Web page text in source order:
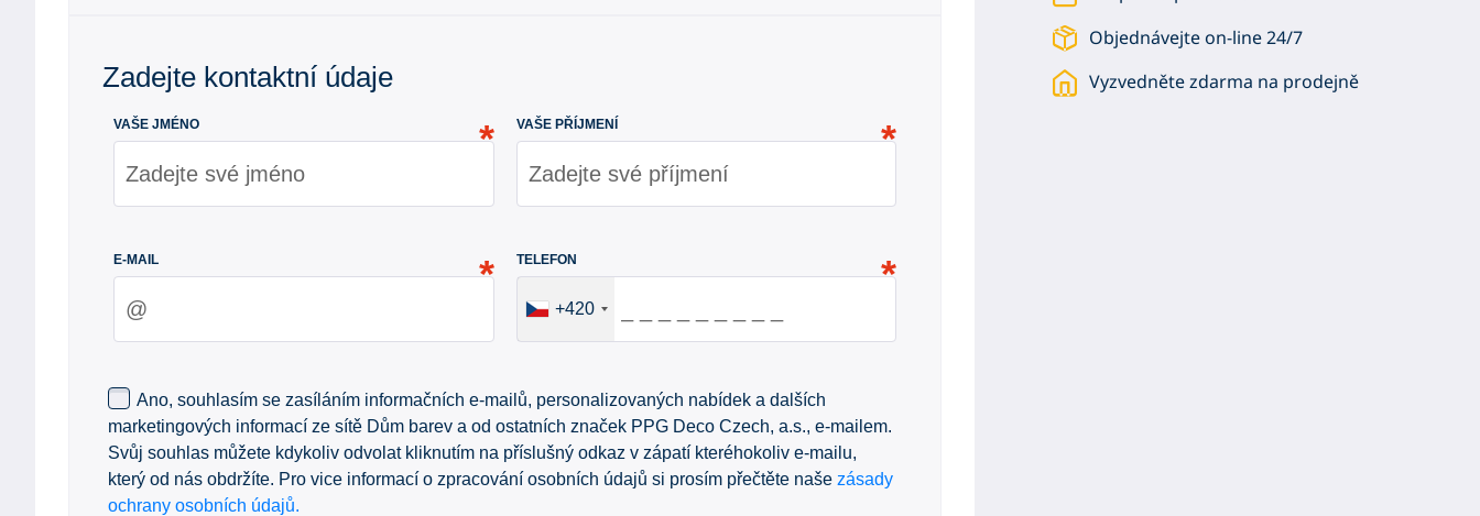
Zadejte kontaktní údaje
VAŠE JMÉNO VAŠE PŘÍJMENÍ
E-MAIL TELEFON
+420
Ano, souhlasím se zasíláním informačních e-mailů, personalizovaných nabídek a dalších
marketingových informací ze sítě Dům barev a od ostatních značek PPG Deco Czech, a.s., e-mailem.
Svůj souhlas můžete kdykoliv odvolat kliknutím na příslušný odkaz v zápatí kteréhokoliv e-mailu,
který od nás obdržíte. Pro vice informací o zpracování osobních údajů si prosím přečtěte naše zásady
ochrany osobních údajů.
Objednávejte on-line 24/7
Vyzvedněte zdarma na prodejně